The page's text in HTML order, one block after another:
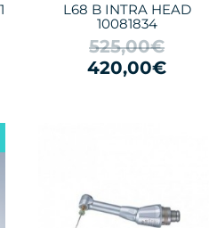
L68 B INTRA HEAD
10081834
525,00€
420,00€